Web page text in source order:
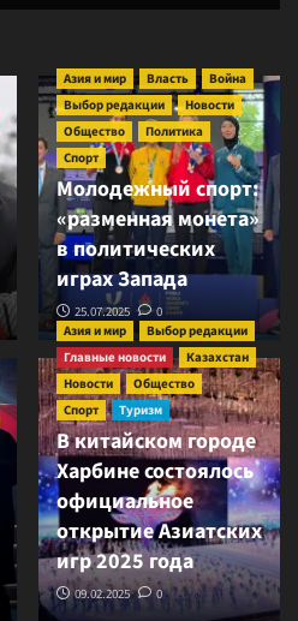
Азия и мир Власть
Война
Выбор редакции
Новости
Общество
Политика
Спорт
Молодежный спорт:
«разменная монета»
в политических
играх Запада
25.07.2025 0
Азия и мир
Выбор редакции
Главные новости
Казахстан
Новости
Общество
Спорт
Туризм
В китайском городе
Харбине состоялось
официальное
открытие Азиатских
игр 2025 года
09.02.2025 0